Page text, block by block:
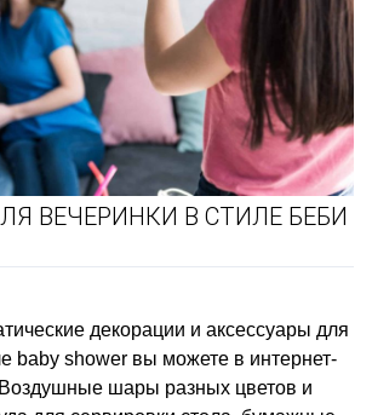
ВЕЧЕРИНКИ В СТИЛЕ БЕБИ
декорации и аксессуары для
baby shower вы можете в интернет-
шары разных цветов и